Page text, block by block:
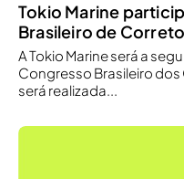
Tokio Marine
Brasileiro de
A Tokio Marine será a
Congresso Brasileiro
será realizada...